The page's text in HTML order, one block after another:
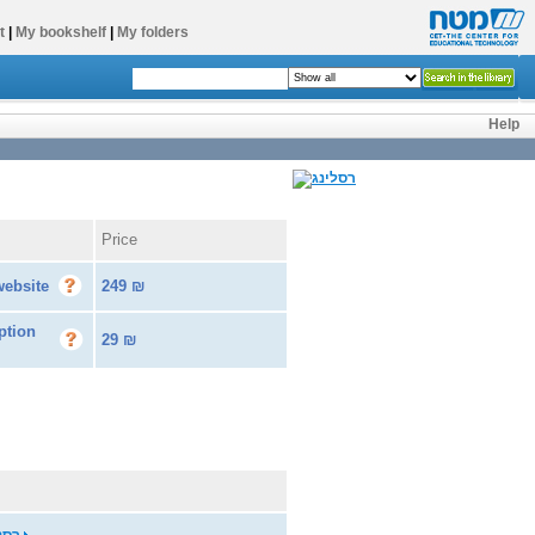
My bookshelf My folders
Help
Price
249 ₪
29 ₪